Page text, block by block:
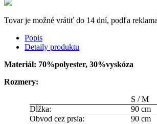
Tovar je možné vrátiť do 14 dní, podľa
Popis
Detaily produktu
Materiál: 70%polyester, 30%vyskóza
Rozmery:
S / M
Dĺžka:
90 cm
Obvod cez prsia:
90 cm